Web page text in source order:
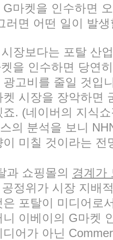
마켓을 인수하면
러면 어떤 일이 발
장보다는 포탈 산
을 인수하면 당연
광고비를 줄일 것입
시장을 장악하면
. (네이버의 지식
의 분석을 보니
미칠 것이라는 전
과 쇼핑몰의 경계가
정위가 시장 지배
포탈이 미디어로
이베이의 G마켓
어가 아닌